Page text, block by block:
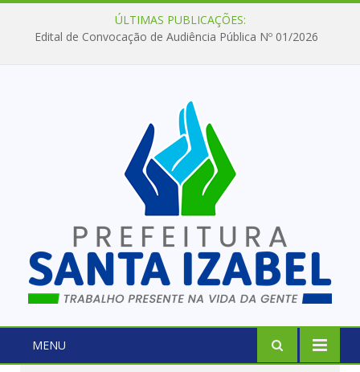
ÚLTIMAS PUBLICAÇÕES:
Edital de Convocação de Audiência Pública Nº 01/2026
MENU